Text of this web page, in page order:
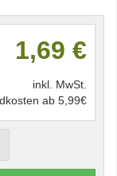
1,69 €
inkl. MwSt.
ab 5,99€